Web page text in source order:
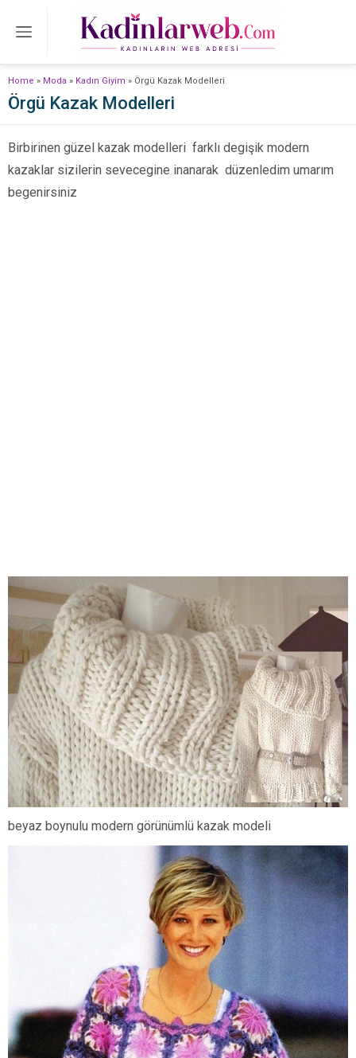
Home » Moda » Kadın Giyim » Örgü Kazak Modelleri
Örgü Kazak Modelleri
Birbirinen güzel kazak modelleri farklı degişik modern
kazaklar sizilerin sevecegine inanarak düzenledim umarım
begenirsiniz
beyaz boynulu modern görünümlü kazak modeli